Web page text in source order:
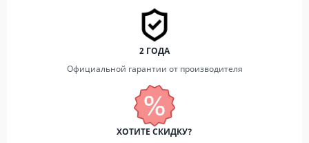
2 ГОДА
Официальной гарантии от производителя
ХОТИТЕ СКИДКУ?